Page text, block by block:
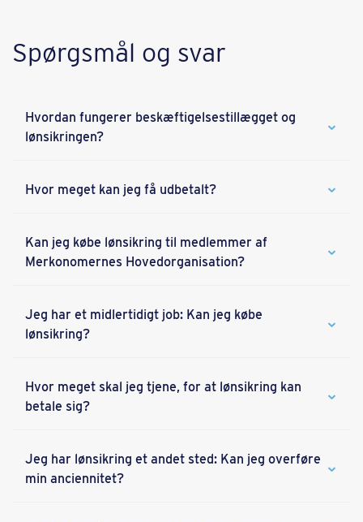
Spørgsmål og svar
Hvordan fungerer beskæftigelsestillægget og
lønsikringen?
Hvor meget kan jeg få udbetalt?
Kan jeg købe lønsikring til medlemmer af
Merkonomernes Hovedorganisation?
Jeg har et midlertidigt job: Kan jeg købe
lønsikring?
Hvor meget skal jeg tjene, for at lønsikring kan
betale sig?
Jeg har lønsikring et andet sted: Kan jeg overføre
min anciennitet?